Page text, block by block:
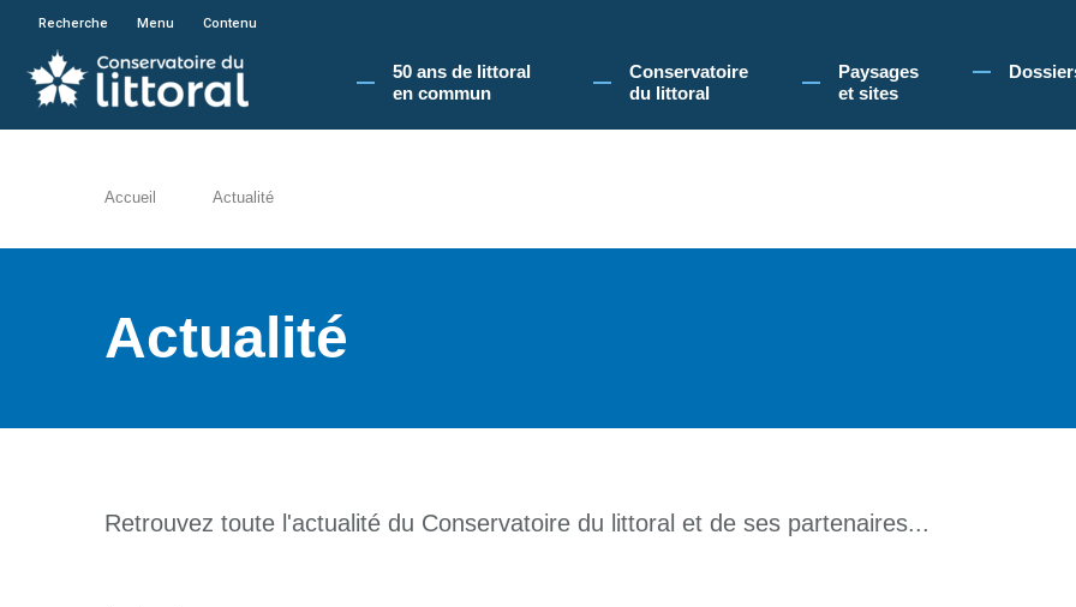
En poursuivant votre navigation sur le site du Conservatoire du littoral, vous acceptez l'utilisation de cookies pour vous
Recherche Menu Contenu
50 ans de littoral
en commun​
Conservatoire
du littoral
Paysages
et sites
Accueil Actualité
Actualité
Retrouvez toute l'actualité du Conservatoire du littoral et de ses partenaires...